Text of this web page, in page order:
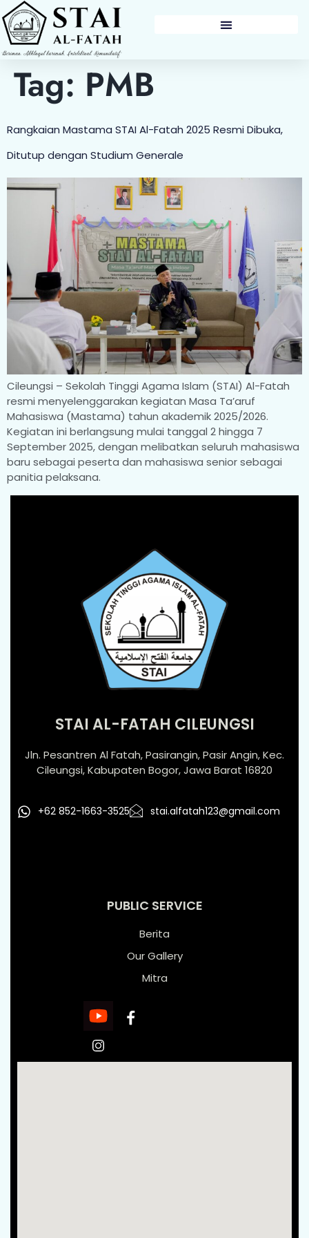
Tag: PMB
Rangkaian Mastama STAI Al-Fatah 2025 Resmi Dibuka,
Ditutup dengan Studium Generale
Cileungsi – Sekolah Tinggi Agama Islam (STAI) Al-Fatah
resmi menyelenggarakan kegiatan Masa Ta’aruf
Mahasiswa (Mastama) tahun akademik 2025/2026.
Kegiatan ini berlangsung mulai tanggal 2 hingga 7
September 2025, dengan melibatkan seluruh mahasiswa
baru sebagai peserta dan mahasiswa senior sebagai
panitia pelaksana.
STAI AL-FATAH CILEUNGSI
Jln. Pesantren Al Fatah, Pasirangin, Pasir Angin, Kec.
Cileungsi, Kabupaten Bogor, Jawa Barat 16820
+62 852-1663-3525 stai.alfatah123@gmail.com
PUBLIC SERVICE
Berita
Our Gallery
Mitra